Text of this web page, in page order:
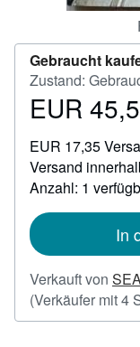
Gebraucht
Zustand:
Preis
45,54
EUR
EUR 17,35
Versand
Anzahl: 1
In
Verkauft von
(Verkäufer mit 4